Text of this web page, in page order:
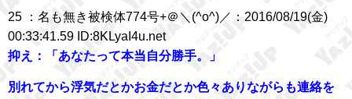
25 ：名も無き被検体774号+＠＼(^o^)／：2016/08/19(金)
00:33:41.59 ID:8KLyaI4u.net
抑え：「あなたって本当自分勝手。」
別れてから浮気だとかお金だとか色々ありながらも連絡を